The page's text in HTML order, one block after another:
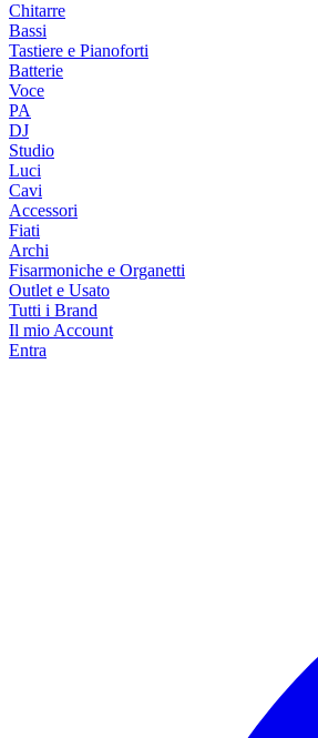
Chitarre
Bassi
Tastiere e Pianoforti
Batterie
Voce
PA
DJ
Studio
Luci
Cavi
Accessori
Fiati
Archi
Fisarmoniche e Organetti
Outlet e Usato
Tutti i Brand
Il mio Account
Entra